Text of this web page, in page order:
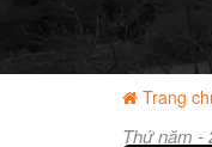
Trang
Thứ năm -